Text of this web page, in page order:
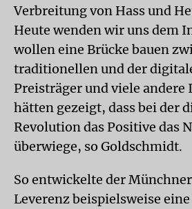
Verbreitung von Hass und
Heute wenden wir uns dem
wollen eine Brücke bauen
traditionellen und der
Preisträger und viele
hätten gezeigt, dass bei der
Revolution das Positive das
überwiege, so Goldschmidt.
So entwickelte der
Leverenz beispielsweise eine